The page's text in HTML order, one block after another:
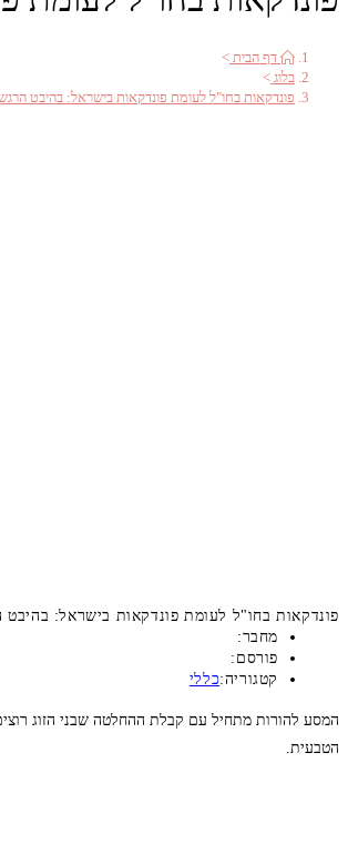
דף הבית >
בלוג >
פונדקאות בחו"ל לעומת פונדקאות בישראל: בהיבט
פונדקאות בחו"ל לעומת פונדקאות בישראל: בהיבט
מחבר:
פורסם:
קטגוריה:כללי
המסע להורות מתחיל עם קבלת ההחלטה שבני הזוג רוצים
הטבעית.